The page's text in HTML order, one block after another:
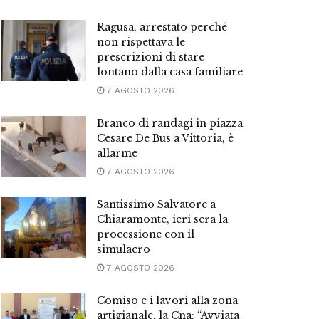
Ragusa, arrestato perché
non rispettava le
prescrizioni di stare
lontano dalla casa familiare
7 AGOSTO 2026
Branco di randagi in piazza
Cesare De Bus a Vittoria, è
allarme
7 AGOSTO 2026
Santissimo Salvatore a
Chiaramonte, ieri sera la
processione con il
simulacro
7 AGOSTO 2026
Comiso e i lavori alla zona
artigianale, la Cna: “Avviata